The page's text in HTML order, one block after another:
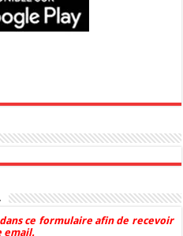
ce formulaire afin de recevoir
email.